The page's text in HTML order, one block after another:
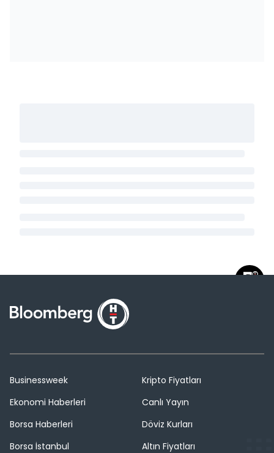
Businessweek
Ekonomi Haberleri
Borsa Haberleri
Borsa İstanbul
Kripto Fiyatları
Canlı Yayın
Döviz Kurları
Altın Fiyatları